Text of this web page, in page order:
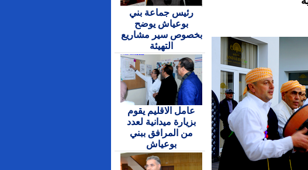
رئيس جماعة بني
بوعياش يوضح
بخصوص سير مشاريع
التهيئة
عامل الاقليم يقوم
بزيارة ميدانية لعدد
من المرافق ببني
بوعياش